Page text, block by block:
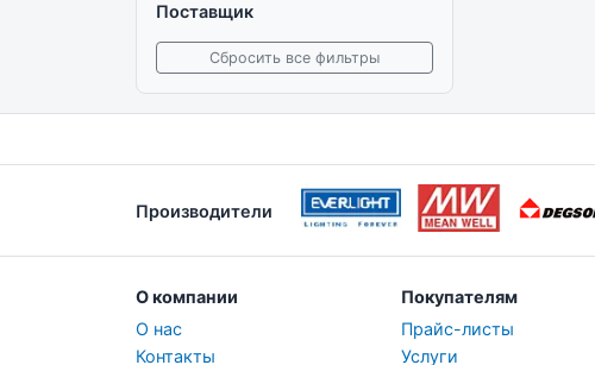
Поставщик
Сбросить все фильтры
Производители
О компании
О нас
Контакты
Покупателям
Прайс-листы
Услуги